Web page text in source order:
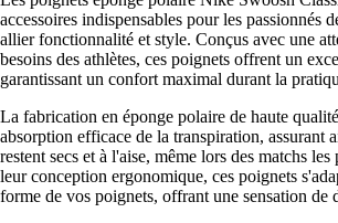
accessoires indispensables pour les passionnés
allier fonctionnalité et style. Conçus avec une
besoins des athlètes, ces poignets offrent un
garantissant un confort maximal durant la
La fabrication en éponge polaire de haute
absorption efficace de la transpiration, assurant
restent secs et à l'aise, même lors des matchs les
leur conception ergonomique, ces poignets
forme de vos poignets, offrant une sensation de